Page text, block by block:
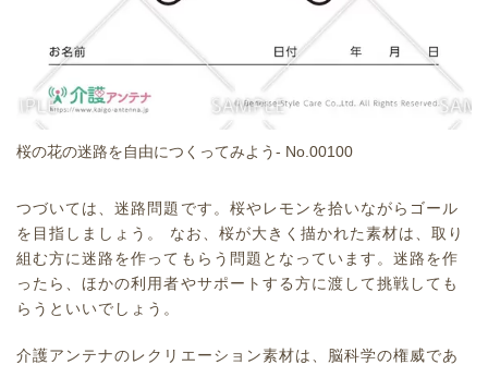
桜の花の迷路を自由につくってみよう- No.00100
つづいては、迷路問題です。桜やレモンを拾いながらゴール
を目指しましょう。 なお、桜が大きく描かれた素材は、取り
組む方に迷路を作ってもらう問題となっています。迷路を作
ったら、ほかの利用者やサポートする方に渡して挑戦しても
らうといいでしょう。
介護アンテナのレクリエーション素材は、脳科学の権威であ